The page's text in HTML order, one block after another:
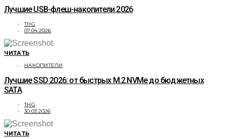
Лучшие USB-флеш-накопители 2026
THG
07.04.2026
ЧИТАТЬ
НАКОПИТЕЛИ
Лучшие SSD 2026: от быстрых M.2 NVMe до бюджетных
SATA
THG
30.03.2026
ЧИТАТЬ